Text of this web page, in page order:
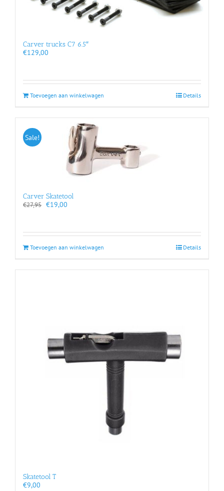
Carver trucks C7 6.5″
€129,00
Toevoegen aan winkelwagen Details
Sale!
Carver Skatetool
€27,95 Oorspronkelijke
€19,00
Toevoegen aan winkelwagen Details
Skatetool T
€9,00